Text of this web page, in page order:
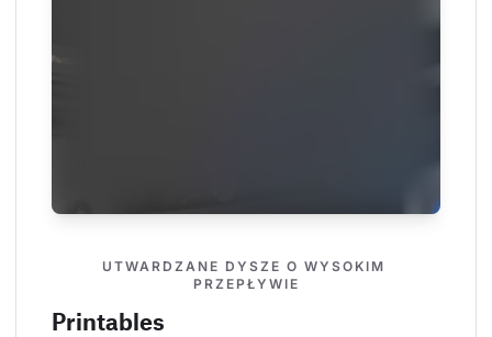
UTWARDZANE DYSZE O WYSOKIM
PRZEPŁYWIE
Printables